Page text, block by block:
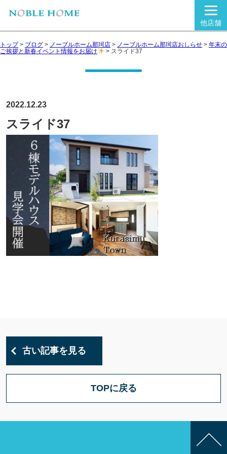
他店舗
トップ> ブログ > ノーブルホーム那珂店 > ノーブルホーム那珂店おしらせ > 年末の
ご挨拶と新春イベント情報をお届け
> スライド37
2022.12.23
スライド37
古い記事を見る
TOPに戻る